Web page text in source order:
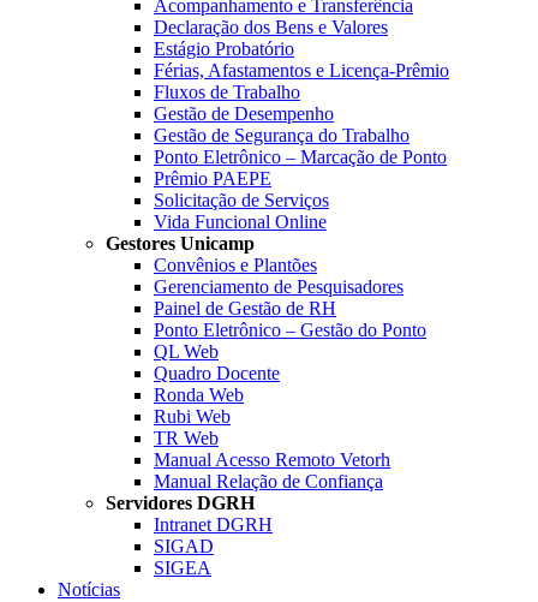
Acompanhamento e Transferência
Declaração dos Bens e Valores
Estágio Probatório
Férias, Afastamentos e Licença-Prêmio
Fluxos de Trabalho
Gestão de Desempenho
Gestão de Segurança do Trabalho
Ponto Eletrônico – Marcação de Ponto
Prêmio PAEPE
Solicitação de Serviços
Vida Funcional Online
Gestores Unicamp
Convênios e Plantões
Gerenciamento de Pesquisadores
Painel de Gestão de RH
Ponto Eletrônico – Gestão do Ponto
QL Web
Quadro Docente
Ronda Web
Rubi Web
TR Web
Manual Acesso Remoto Vetorh
Manual Relação de Confiança
Servidores DGRH
Intranet DGRH
SIGAD
SIGEA
Notícias